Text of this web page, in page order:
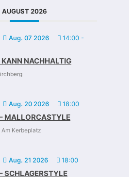
AUGUST 2026
Aug. 07 2026 14:00 -
NACHHALTIG
Aug. 20 2026 18:00
MALLORCASTYLE
Kerbeplatz
Aug. 21 2026 18:00
SCHLAGERSTYLE